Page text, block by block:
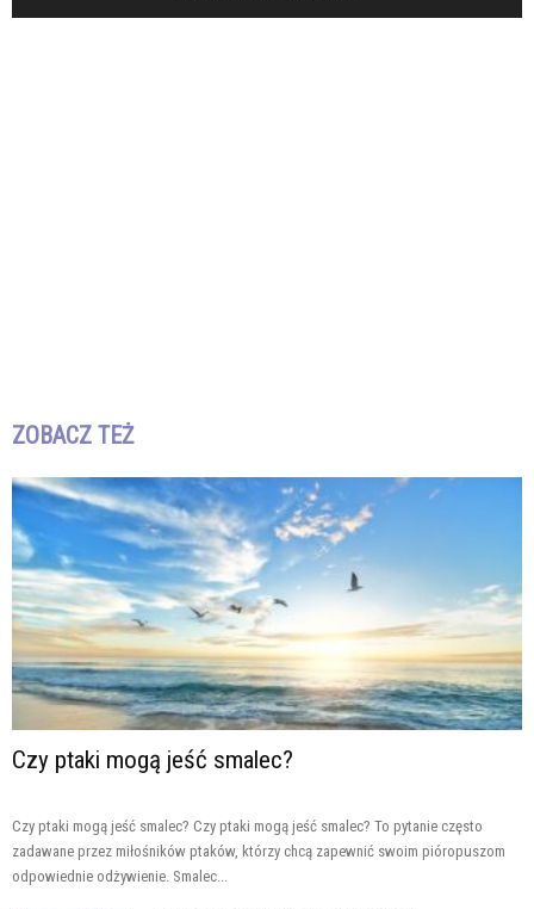
ZOBACZ TEŻ
Czy ptaki mogą jeść smalec?
Czy ptaki mogą jeść smalec? Czy ptaki mogą jeść smalec? To pytanie często
zadawane przez miłośników ptaków, którzy chcą zapewnić swoim pióropuszom
odpowiednie odżywienie. Smalec...